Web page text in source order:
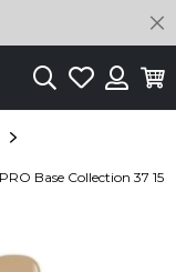
ТърсенеЛюбими
Base Collection 37 15